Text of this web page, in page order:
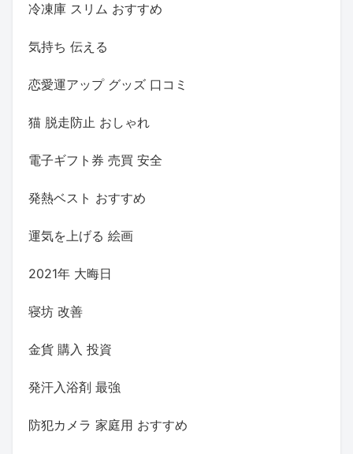
冷凍庫 スリム おすすめ
気持ち 伝える
恋愛運アップ グッズ 口コミ
猫 脱走防止 おしゃれ
電子ギフト券 売買 安全
発熱ベスト おすすめ
運気を上げる 絵画
2021年 大晦日
寝坊 改善
金貨 購入 投資
発汗入浴剤 最強
防犯カメラ 家庭用 おすすめ